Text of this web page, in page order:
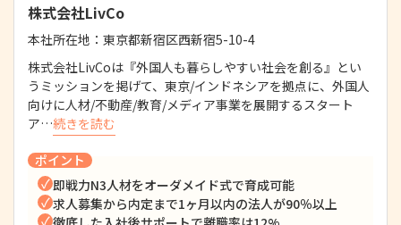
株式会社LivCo
本社所在地： 東京都新宿区西新宿5-10-4
株式会社LivCoは『外国人も暮らしやすい社会を創る』とい
うミッションを掲げて、東京/インドネシアを拠点に、外国人
向けに人材/不動産/教育/メディア事業を展開するスタート
ア…続きを読む
ポイント
即戦力N3人材をオーダメイド式で育成可能
求人募集から内定まで1ヶ月以内の法人が90％以上